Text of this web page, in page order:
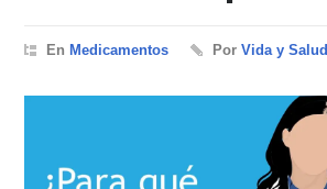
En Medicamentos PorVida y Salud